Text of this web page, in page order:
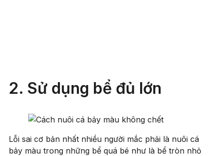
2. Sử dụng bể đủ lớn
Lỗi sai cơ bản nhất nhiều người mắc phải là nuôi cá
bảy màu trong những bể quá bé như là bể tròn nhỏ